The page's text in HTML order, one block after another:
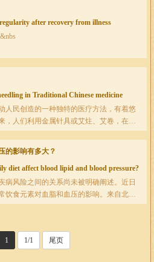
after recovery from illness
in Traditional Chinese medicine
人民创造的一种独特的医疗方法，有着悠
，人们利用金属针具或艾炷、艾卷，在人
灸，用以治疗疾病，解除病痛，并由此创
经络腧穴理论，成为中···
的影响有多大？
diet affect blood lipid and blood pressure?
病风险之间的关系尚未被明确阐述。近日
饮食元素对血脂和血压的影响。来自北
洲以及亚洲18个国家的125287名参与者参
1 1/1 尾页